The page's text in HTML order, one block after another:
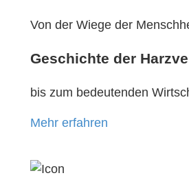
Von der Wiege der
Geschichte der
bis zum bedeutenden
Mehr erfahren